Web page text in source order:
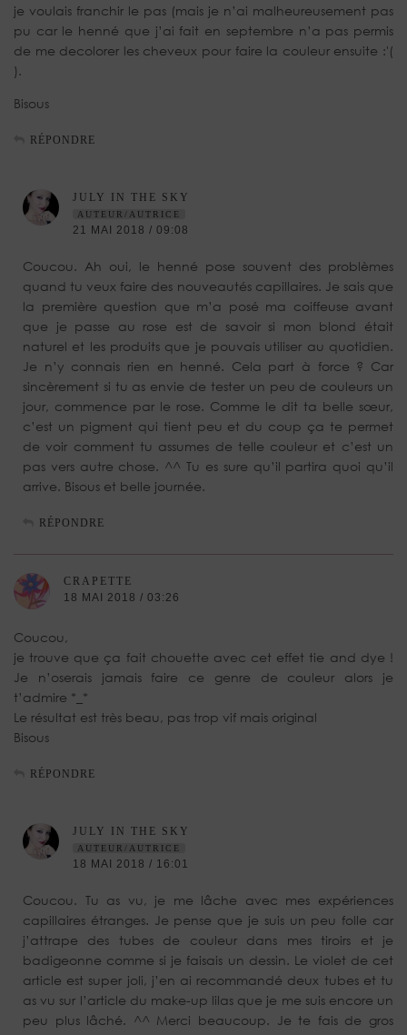
je voulais franchir le pas (mais je n’ai malheureusement pas
pu car le henné que j’ai fait en septembre n’a pas permis
de me decolorer les cheveux pour faire la couleur ensuite :'(
).
Bisous
RÉPONDRE
JULY IN THE SKY
AUTEUR/AUTRICE
21 MAI 2018 / 09:08
Coucou. Ah oui, le henné pose souvent des problèmes
quand tu veux faire des nouveautés capillaires. Je sais que
la première question que m’a posé ma coiffeuse avant
que je passe au rose est de savoir si mon blond était
naturel et les produits que je pouvais utiliser au quotidien.
Je n’y connais rien en henné. Cela part à force ? Car
sincèrement si tu as envie de tester un peu de couleurs un
jour, commence par le rose. Comme le dit ta belle sœur,
c’est un pigment qui tient peu et du coup ça te permet
de voir comment tu assumes de telle couleur et c’est un
pas vers autre chose. ^^ Tu es sure qu’il partira quoi qu’il
arrive. Bisous et belle journée.
RÉPONDRE
CRAPETTE
18 MAI 2018 / 03:26
Coucou,
je trouve que ça fait chouette avec cet effet tie and dye !
Je n’oserais jamais faire ce genre de couleur alors je
t’admire *_*
Le résultat est très beau, pas trop vif mais original
Bisous
RÉPONDRE
JULY IN THE SKY
AUTEUR/AUTRICE
18 MAI 2018 / 16:01
Coucou. Tu as vu, je me lâche avec mes expériences
capillaires étranges. Je pense que je suis un peu folle car
j’attrape des tubes de couleur dans mes tiroirs et je
badigeonne comme si je faisais un dessin. Le violet de cet
article est super joli, j’en ai recommandé deux tubes et tu
as vu sur l’article du make-up lilas que je me suis encore un
peu plus lâché. ^^ Merci beaucoup. Je te fais de gros